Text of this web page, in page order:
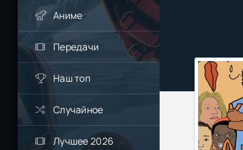
Аниме
Передачи
Наш топ
Случайное
Лучшее 2026